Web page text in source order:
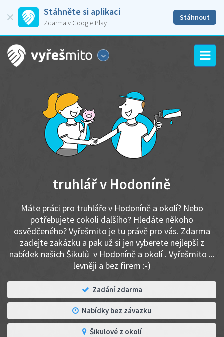
Stáhněte si aplikaci
Zdarma v Google Play
Stáhnout
truhlář v Hodoníně
Máte práci pro truhláře v Hodoníně a okolí? Nebo
potřebujete cokoli dalšího? Hledáte někoho
osvědčeného? Vyřešmito je tu právě pro vás. Zdarma
zadejte zakázku a pak už si jen vyberete nejlepší z
nabídek našich Šikulů v Hodoníně a okolí . Vyřešmito ...
levněji a bez firem :-)
Zadání zdarma
Nabídky bez závazku
Šikulové z okolí